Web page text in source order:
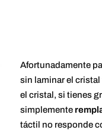
Afortunadamente
sin laminar el
el cristal, si tienes
simplemente
táctil no responde